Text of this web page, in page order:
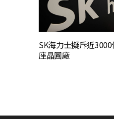
SK海力士擬斥近
座晶圓廠